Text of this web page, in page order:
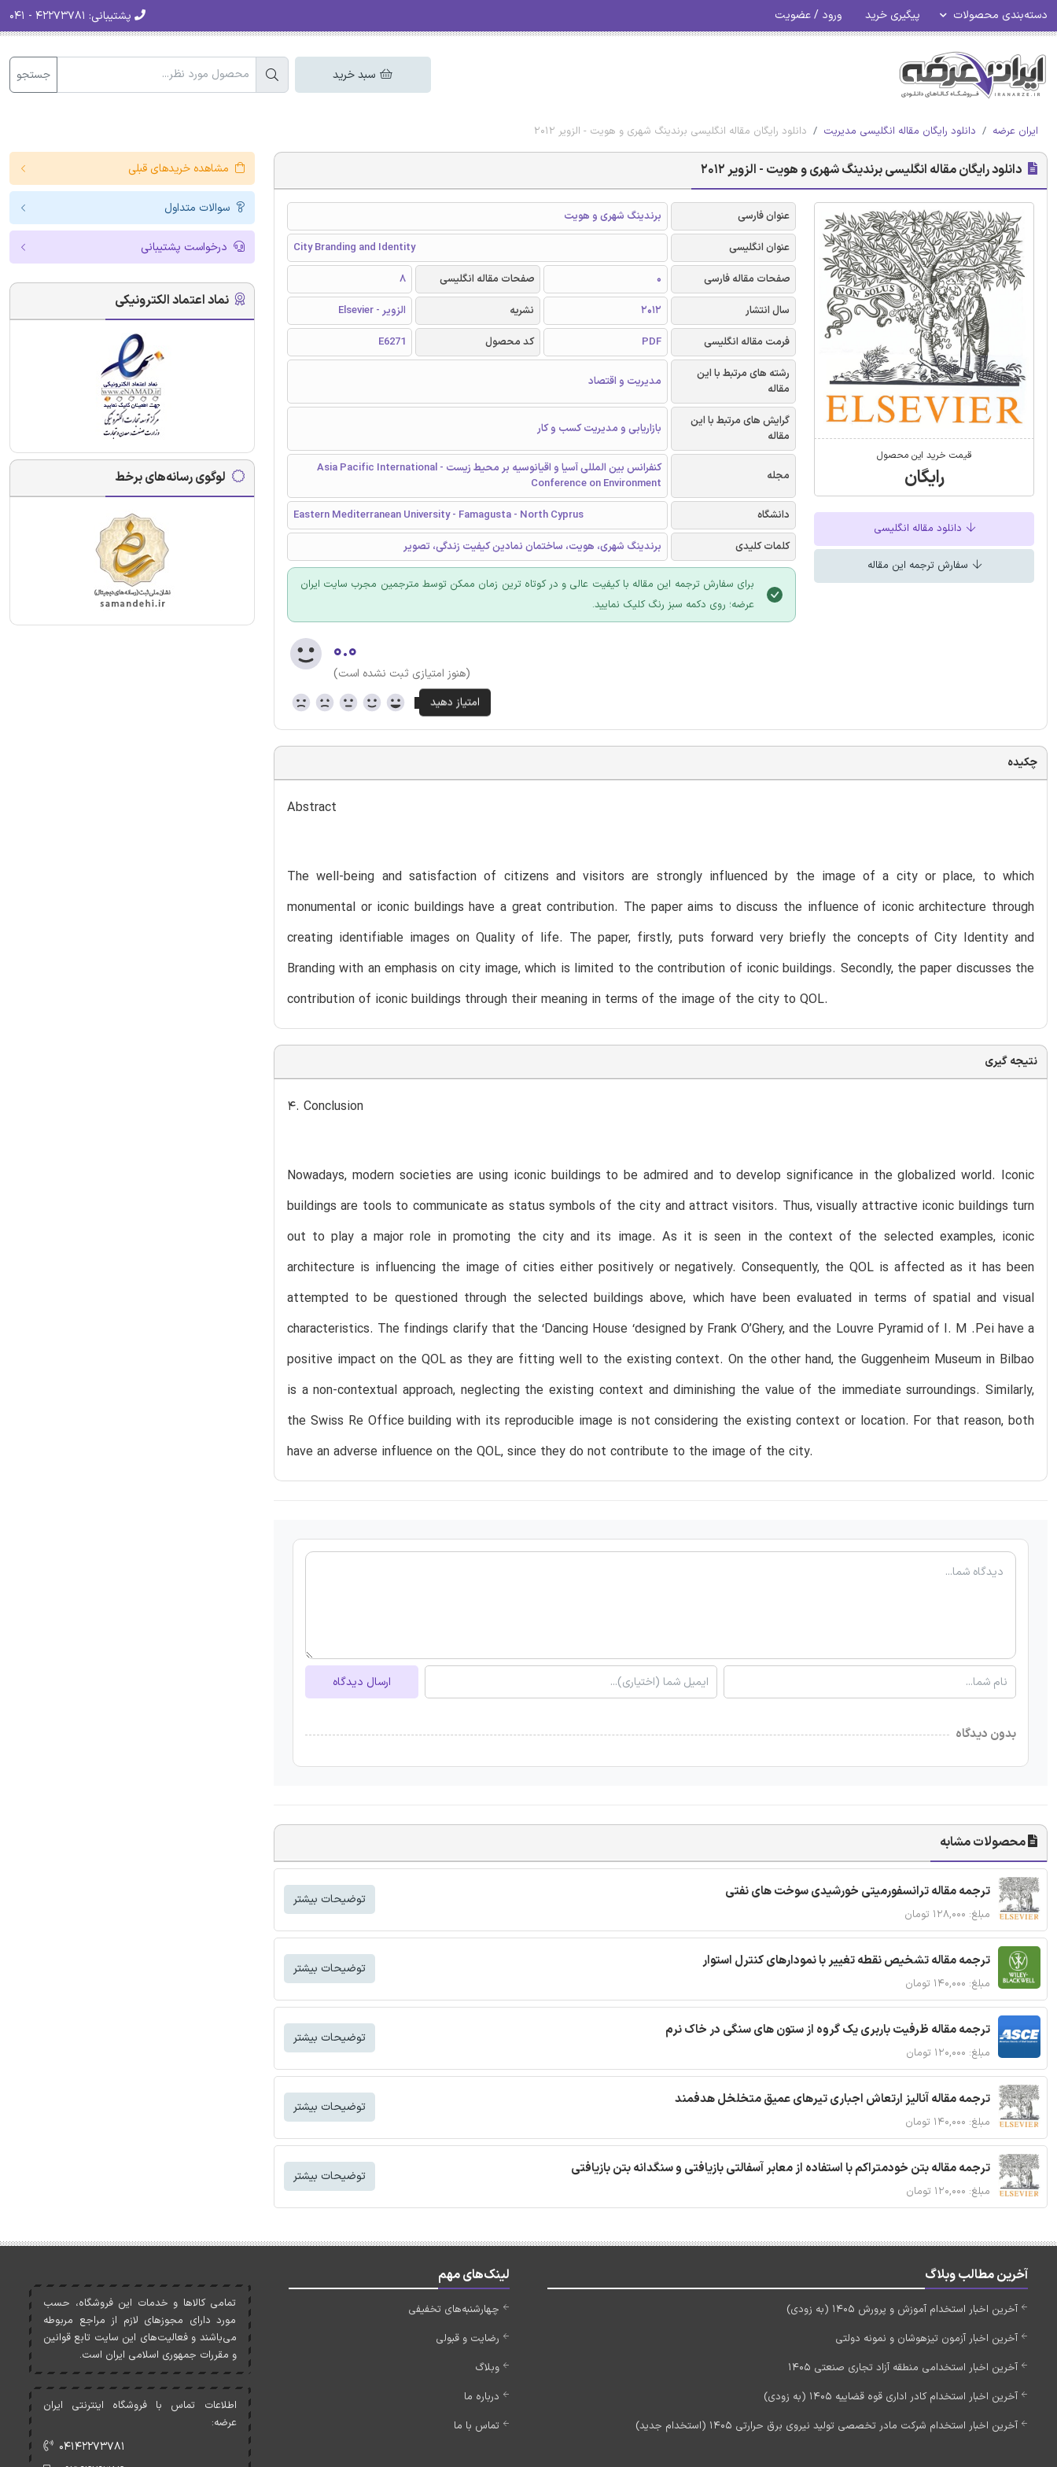
دسته‌بندی محصولات پیگیری خرید ورود / عضویت پشتیبانی:
سبد خرید جستجو
ایران عرضه دانلود رایگان مقاله انگلیسی مدیریت دانلود رایگان مقاله انگلیسی برندینگ شهری و هویت - الزویر 2012
دانلود رایگان مقاله انگلیسی برندینگ شهری و هویت - الزویر 2012
قیمت خرید این محصول
رایگان
دانلود مقاله انگلیسی
سفارش ترجمه این مقاله
عنوان فارسی
برندینگ شهری و هویت
عنوان انگلیسی
City Branding and Identity
صفحات مقاله فارسی
0 صفحات مقاله انگلیسی
8
سال انتشار
2012 نشریه
الزویر - Elsevier
فرمت مقاله انگلیسی
PDF کد محصول
E6271
رشته های مرتبط با این
مقاله
مدیریت و اقتصاد
گرایش های مرتبط با این
مقاله
بازاریابی و مدیریت کسب و کار
مجله
کنفرانس بین المللی آسیا و اقیانوسیه بر محیط زیست - Asia Pacific International
Conference on Environment
دانشگاه
Eastern Mediterranean University - Famagusta - North Cyprus
کلمات کلیدی
برندینگ شهری، هویت، ساختمان نمادین کیفیت زندگی، تصویر
برای سفارش ترجمه این مقاله با کیفیت عالی و در کوتاه ترین زمان ممکن توسط مترجمین مجرب سایت ایران
عرضه؛ روی دکمه سبز رنگ کلیک نمایید.
۰.۰
(هنوز امتیازی ثبت نشده است)
چکیده
Abstract
The well-being and satisfaction of citizens and visitors are strongly influenced by the image of a city or place, to which
monumental or iconic buildings have a great contribution. The paper aims to discuss the influence of iconic architecture through
creating identifiable images on Quality of life. The paper, firstly, puts forward very briefly the concepts of City Identity and
Branding with an emphasis on city image, which is limited to the contribution of iconic buildings. Secondly, the paper discusses the
contribution of iconic buildings through their meaning in terms of the image of the city to QOL.
نتیجه گیری
4. Conclusion
Nowadays, modern societies are using iconic buildings to be admired and to develop significance in the globalized world. Iconic
buildings are tools to communicate as status symbols of the city and attract visitors. Thus, visually attractive iconic buildings turn
out to play a major role in promoting the city and its image. As it is seen in the context of the selected examples, iconic
architecture is influencing the image of cities either positively or negatively. Consequently, the QOL is affected as it has been
attempted to be questioned through the selected buildings above, which have been evaluated in terms of spatial and visual
characteristics. The findings clarify that the ‘Dancing House ‘designed by Frank O’Ghery, and the Louvre Pyramid of I. M .Pei have a
positive impact on the QOL as they are fitting well to the existing context. On the other hand, the Guggenheim Museum in Bilbao
is a non-contextual approach, neglecting the existing context and diminishing the value of the immediate surroundings. Similarly,
the Swiss Re Office building with its reproducible image is not considering the existing context or location. For that reason, both
have an adverse influence on the QOL, since they do not contribute to the image of the city.
ارسال دیدگاه
بدون دیدگاه
محصولات مشابه
ترجمه مقاله ترانسفورمیتی خورشیدی سوخت های نفتی
مبلغ: ۱۲۸,۰۰۰ تومان
توضیحات بیشتر
ترجمه مقاله تشخیص نقطه تغییر با نمودارهای کنترل استوار
مبلغ: ۱۴۰,۰۰۰ تومان
توضیحات بیشتر
ترجمه مقاله ظرفیت باربری یک گروه از ستون های سنگی در خاک نرم
مبلغ: ۱۲۰,۰۰۰ تومان
توضیحات بیشتر
ترجمه مقاله آنالیز ارتعاش اجباری تیرهای عمیق متخلخل هدفمند
مبلغ: ۱۴۰,۰۰۰ تومان
توضیحات بیشتر
ترجمه مقاله بتن خودمتراکم با استفاده از معابر آسفالتی بازیافتی و سنگدانه بتن بازیافتی
مبلغ: ۱۲۰,۰۰۰ تومان
توضیحات بیشتر
مشاهده خریدهای قبلی
سوالات متداول
درخواست پشتیبانی
نماد اعتماد الکترونیکی
لوگوی رسانه‌های برخط
آخرین مطالب وبلاگ
آخرین اخبار استخدام آموزش و پرورش 1405 (به زودی)
آخرین اخبار آزمون تیزهوشان و نمونه دولتی
آخرین اخبار استخدامی منطقه آزاد تجاری صنعتی 1405
آخرین اخبار استخدام کادر اداری قوه قضاییه 1405 (به زودی)
آخرین اخبار استخدام شرکت مادر تخصصی تولید نیروی برق حرارتی 1405 (استخدام جدید)
لینک‌های مهم
چهارشنبه‌های تخفیفی
رضایت و قبولی
وبلاگ
درباره ما
تماس با ما
تمامی کالاها و خدمات اين فروشگاه، حسب
مورد دارای مجوزهای لازم از مراجع مربوطه
می‌باشند و فعاليت‌های اين سايت تابع قوانين
و مقررات جمهوری اسلامی ايران است.
اطلاعات تماس با فروشگاه اینترنتی ایران
عرضه:
۰۴۱۴۲۲۷۳۷۸۱